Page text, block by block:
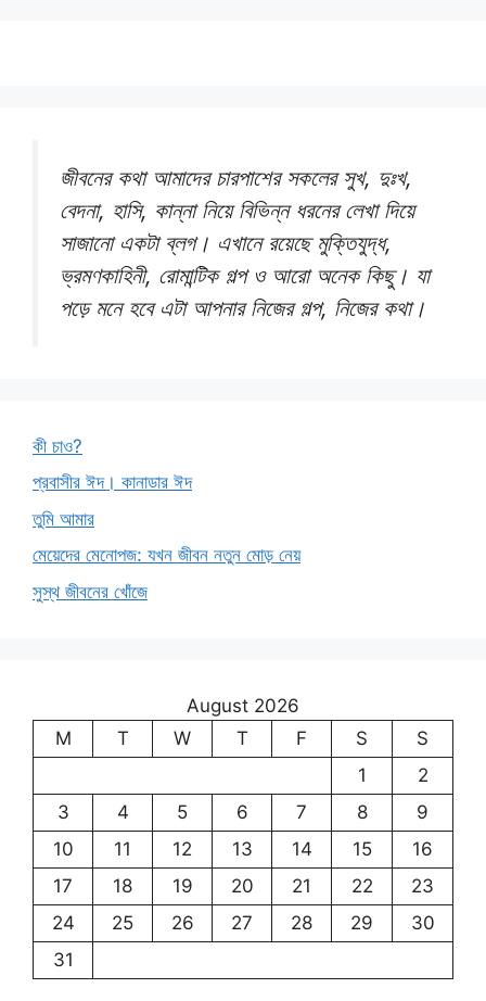
জীবনের কথা আমাদের চারপাশের সকলের সুখ, দুঃখ,
বেদনা, হাসি, কান্না নিয়ে বিভিন্ন ধরনের লেখা দিয়ে
সাজানো একটা ব্লগ। এখানে রয়েছে মুক্তিযুদ্ধ,
ভ্রমণকাহিনী, রোমান্টিক গল্প ও আরো অনেক কিছু। যা
পড়ে মনে হবে এটা আপনার নিজের গল্প, নিজের কথা।
কী চাও?
প্রবাসীর ঈদ। কানাডার ঈদ
তুমি আমার
মেয়েদের মেনোপজ: যখন জীবন নতুন মোড় নেয়
সুস্থ জীবনের খোঁজে
August 2026
M
T W T F S
S
1
2
3
4 5 6 7 8
9
10
11 12 13 14 15
16
17
18 19 20 21 22
23
24
25 26 27 28 29
30
31